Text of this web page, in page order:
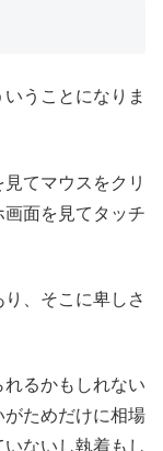
うことになりま
てマウスをクリ
面を見てタッチ
、そこに卑しさ
るかもしれない
ためだけに相場
ないし執着もし